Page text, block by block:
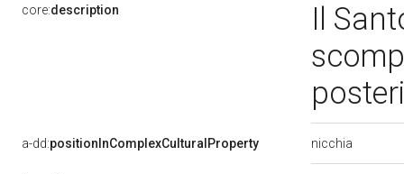
core:description
Il
a-dd:positionInComplexCulturalProperty nicchia